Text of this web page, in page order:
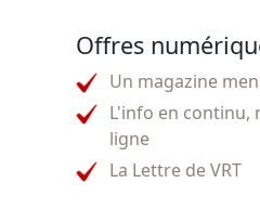
Offres
Un magazine
L'info en continu,
ligne
La Lettre de VRT